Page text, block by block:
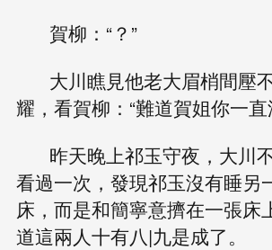
賀柳：“？”
大川瞧見他老大眉梢間壓
耀，看賀柳：“難道賀姐你一
昨天晚上祁玉守夜，大川
看過一次，發現祁玉沒有睡另
床，而是和簡寧意擠在一張床
道這兩人十有八|九是成了。